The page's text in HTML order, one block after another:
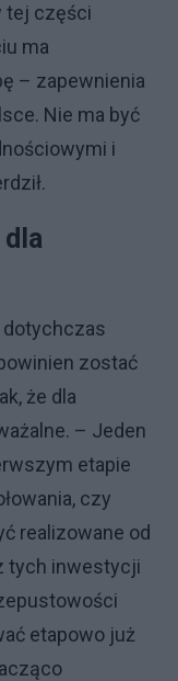
tej części
ma
– zapewnienia
Nie ma być
i
dla
dotychczas
zostać
że dla
– Jeden
etapie
czy
realizowane od
tych inwestycji
etapowo już